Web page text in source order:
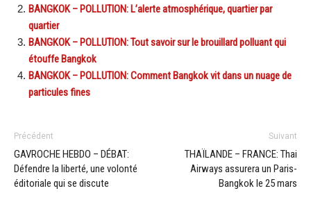
BANGKOK – POLLUTION: L’alerte atmosphérique, quartier par
quartier
BANGKOK – POLLUTION: Tout savoir sur le brouillard polluant qui
étouffe Bangkok
BANGKOK – POLLUTION: Comment Bangkok vit dans un nuage de
particules fines
Précédent
GAVROCHE HEBDO – DÉBAT:
Défendre la liberté, une volonté
éditoriale qui se discute
Suivant
THAÏLANDE – FRANCE: Thai
Airways assurera un Paris-
Bangkok le 25 mars